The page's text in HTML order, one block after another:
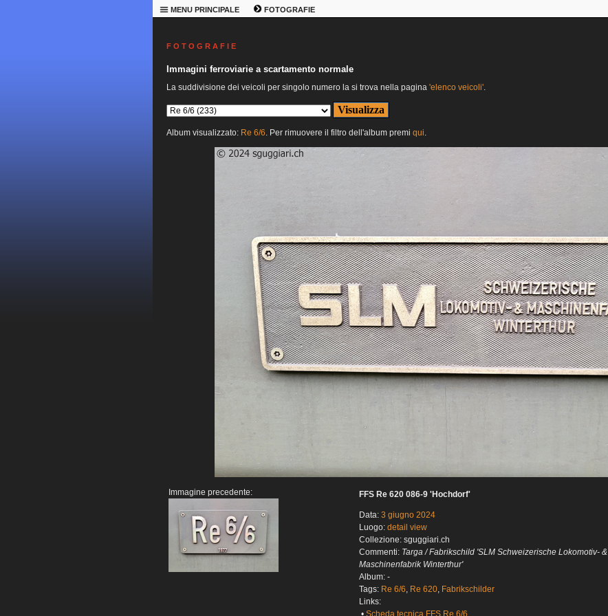
MENU PRINCIPALE FOTOGRAFIE
F O T O G R A F I E
Immagini ferroviarie a scartamento normale
La suddivisione dei veicoli per singolo numero la si trova nella pagina 'elenco veicoli'.
Album visualizzato: Re 6/6. Per rimuovere il filtro dell'album premi qui.
Immagine precedente: FFS Re 620 086-9 'Hochdorf'
Data: 3 giugno 2024
Luogo: detail view
Collezione: sguggiari.ch
Commenti: Targa / Fabrikschild 'SLM Schweizerische Lokomotiv- &
Maschinenfabrik Winterthur'
Album: -
Tags: Re 6/6, Re 620, Fabrikschilder
Links: